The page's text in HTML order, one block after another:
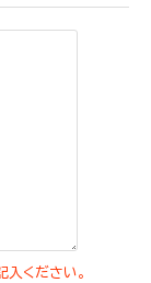
ください。